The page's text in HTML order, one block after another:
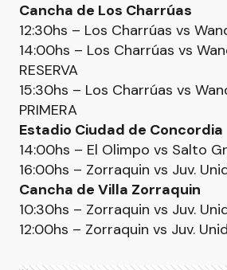
Cancha de Los Charrúas
12:30hs – Los Charrúas vs
14:00hs – Los Charrúas vs
RESERVA
15:30hs – Los Charrúas vs
PRIMERA
Estadio Ciudad de Concordia
14:00hs – El Olimpo vs Salto
16:00hs – Zorraquin vs Juv.
Cancha de Villa Zorraquin
10:30hs – Zorraquin vs Juv.
12:00hs – Zorraquin vs Juv.